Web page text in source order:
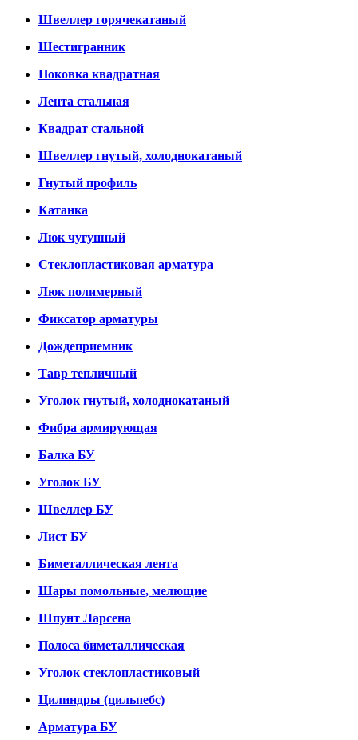
Швеллер горячекатаный
Шестигранник
Поковка квадратная
Лента стальная
Квадрат стальной
Швеллер гнутый, холоднокатаный
Гнутый профиль
Катанка
Люк чугунный
Стеклопластиковая арматура
Люк полимерный
Фиксатор арматуры
Дождеприемник
Тавр тепличный
Уголок гнутый, холоднокатаный
Фибра армирующая
Балка БУ
Уголок БУ
Швеллер БУ
Лист БУ
Биметаллическая лента
Шары помольные, мелющие
Шпунт Ларсена
Полоса биметаллическая
Уголок стеклопластиковый
Цилиндры (цильпебс)
Арматура БУ